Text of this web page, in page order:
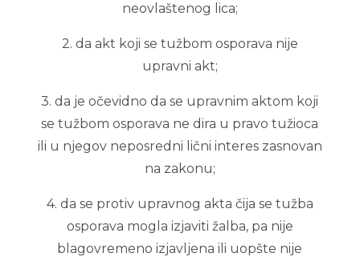
neovlaštenog lica;
2. da akt koji se tužbom osporava nije
upravni akt;
3. da je očevidno da se upravnim aktom koji
se tužbom osporava ne dira u pravo tužioca
ili u njegov neposredni lični interes zasnovan
na zakonu;
4. da se protiv upravnog akta čija se tužba
osporava mogla izjaviti žalba, pa nije
blagovremeno izjavljena ili uopšte nije